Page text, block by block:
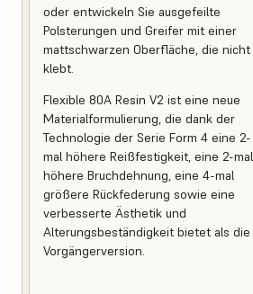
oder entwickeln Sie ausgefeilte
Polsterungen und Greifer mit einer
mattschwarzen Oberfläche, die nicht
klebt.
Flexible 80A Resin V2 ist eine neue
Materialformulierung, die dank der
Technologie der Serie Form 4 eine 2-
mal höhere Reißfestigkeit, eine 2-mal
höhere Bruchdehnung, eine 4-mal
größere Rückfederung sowie eine
verbesserte Ästhetik und
Alterungsbeständigkeit bietet als die
Vorgängerversion.